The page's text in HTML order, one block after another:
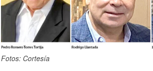
Fotos: Cortesía